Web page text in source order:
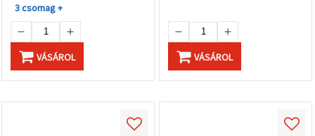
3 csomag +
VÁSÁROL VÁSÁROL